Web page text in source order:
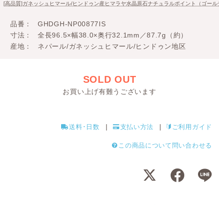
[高品質]ガネッシュヒマール/ヒンドゥン産ヒマラヤ水晶原石ナチュラルポイント（ゴー
品番
GHDGH-NP00877IS
寸法
全長96.5×幅38.0×奥行32.1mm／87.7g（約）
産地
ネパール/ガネッシュヒマール/ヒンドゥン地区
SOLD OUT
お買い上げ有難うございます
送料･日数 支払い方法 ご利用ガイド
この商品について問い合わせる